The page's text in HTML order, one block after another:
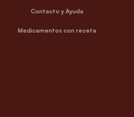
Contacto y Ayuda
Medicamentos con receta